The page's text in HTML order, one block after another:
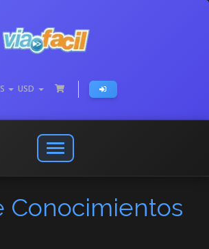
USD
Abrir
o
menú
de
Conocimientos